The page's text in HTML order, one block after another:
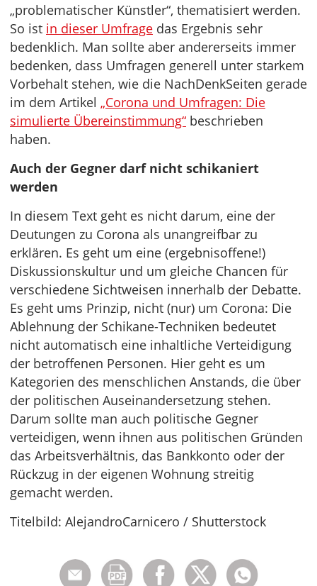
„problematischer Künstler“, thematisiert werden.
So ist in dieser Umfrage das Ergebnis sehr
bedenklich. Man sollte aber andererseits immer
bedenken, dass Umfragen generell unter starkem
Vorbehalt stehen, wie die NachDenkSeiten gerade
im dem Artikel „Corona und Umfragen: Die
simulierte Übereinstimmung“ beschrieben
haben.
Auch der Gegner darf nicht schikaniert
werden
In diesem Text geht es nicht darum, eine der
Deutungen zu Corona als unangreifbar zu
erklären. Es geht um eine (ergebnisoffene!)
Diskussionskultur und um gleiche Chancen für
verschiedene Sichtweisen innerhalb der Debatte.
Es geht ums Prinzip, nicht (nur) um Corona: Die
Ablehnung der Schikane-Techniken bedeutet
nicht automatisch eine inhaltliche Verteidigung
der betroffenen Personen. Hier geht es um
Kategorien des menschlichen Anstands, die über
der politischen Auseinandersetzung stehen.
Darum sollte man auch politische Gegner
verteidigen, wenn ihnen aus politischen Gründen
das Arbeitsverhältnis, das Bankkonto oder der
Rückzug in der eigenen Wohnung streitig
gemacht werden.
Titelbild: AlejandroCarnicero / Shutterstock